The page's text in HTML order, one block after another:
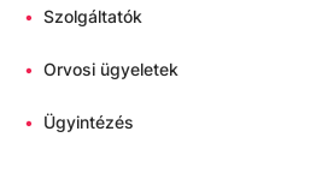
• Szolgáltatók
• Orvosi ügyeletek
• Ügyintézés